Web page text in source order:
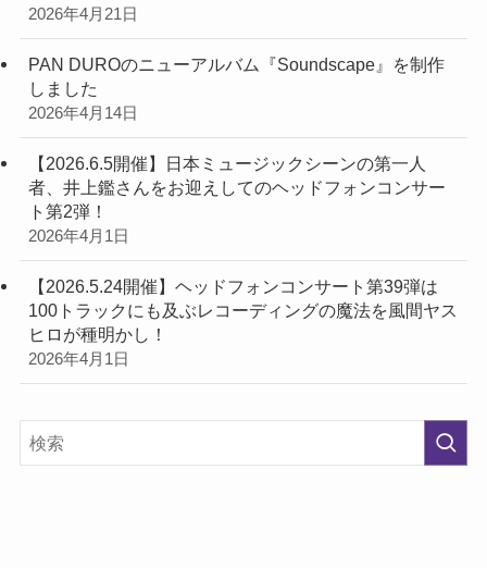
2026年4月21日
PAN DUROのニューアルバム『Soundscape』を制作
しました
2026年4月14日
【2026.6.5開催】日本ミュージックシーンの第一人
者、井上鑑さんをお迎えしてのヘッドフォンコンサー
ト第2弾！
2026年4月1日
【2026.5.24開催】ヘッドフォンコンサート第39弾は
100トラックにも及ぶレコーディングの魔法を風間ヤス
ヒロが種明かし！
2026年4月1日